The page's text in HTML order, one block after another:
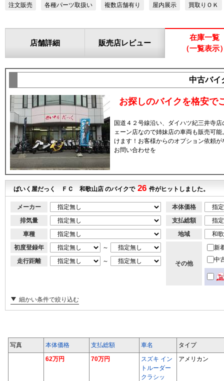
注文販売 各種パーツ取扱い 複数店舗有り 屋内展示 買取りＯＫ
店舗詳細 販売店レビュー
在庫一覧
（一覧表示
中古バイ
お探しのバイクを格安で
国道４２号線沿い、ダイハツ紀三井寺
ェーン店なので姉妹店の車両も販売可
けます！お客様からのオプション依頼
お問い合わせを
ばいく屋だっく ＦＣ 和歌山店 のバイクで 26 件がヒットしました。
メーカー
排気量
車種
初度登録年
～
走行距離
～
本体価格
支払総額
地域
その他
新
中
細かい条件で絞り込む
写真 本体価格 支払総額 車名
タイプ
62万円
70万円
スズキ イン
トルーダー
クラシッ
アメリカン